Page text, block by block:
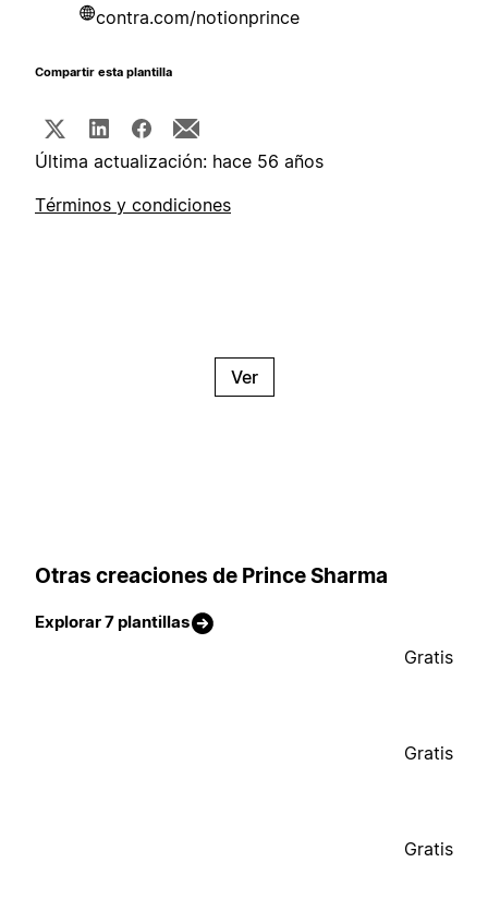
contra.com/notionprince
Compartir esta plantilla
Última actualización: hace 56 años
Términos y condiciones
Ver
Otras creaciones de Prince Sharma
Explorar 7 plantillas
Gratis
Gratis
Gratis